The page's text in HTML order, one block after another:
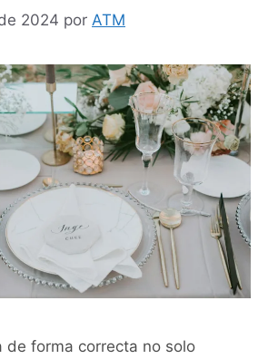
2024 por ATM
de forma correcta no solo